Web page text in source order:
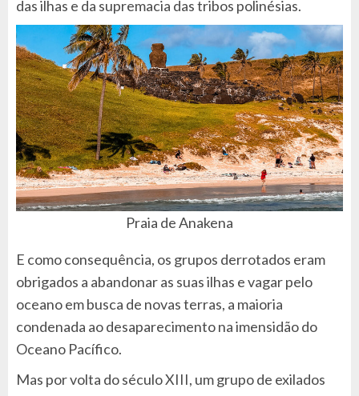
das ilhas e da supremacia das tribos polinésias.
Praia de Anakena
E como consequência, os grupos derrotados eram
obrigados a abandonar as suas ilhas e vagar pelo
oceano em busca de novas terras, a maioria
condenada ao desaparecimento na imensidão do
Oceano Pacífico.
Mas por volta do século XIII, um grupo de exilados